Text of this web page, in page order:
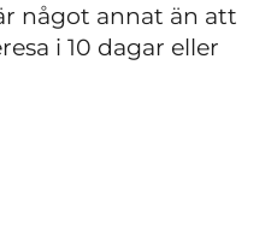
något annat än att
i 10 dagar eller